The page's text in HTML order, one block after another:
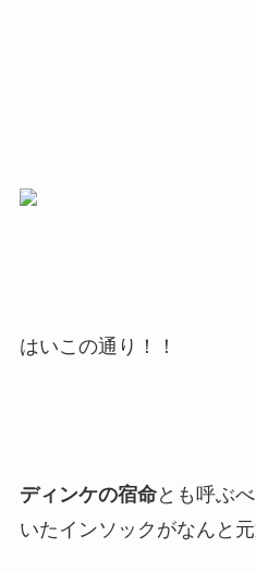
はいこの通り！！
ディンケの宿命とも呼ぶべ
いたインソックがなんと元